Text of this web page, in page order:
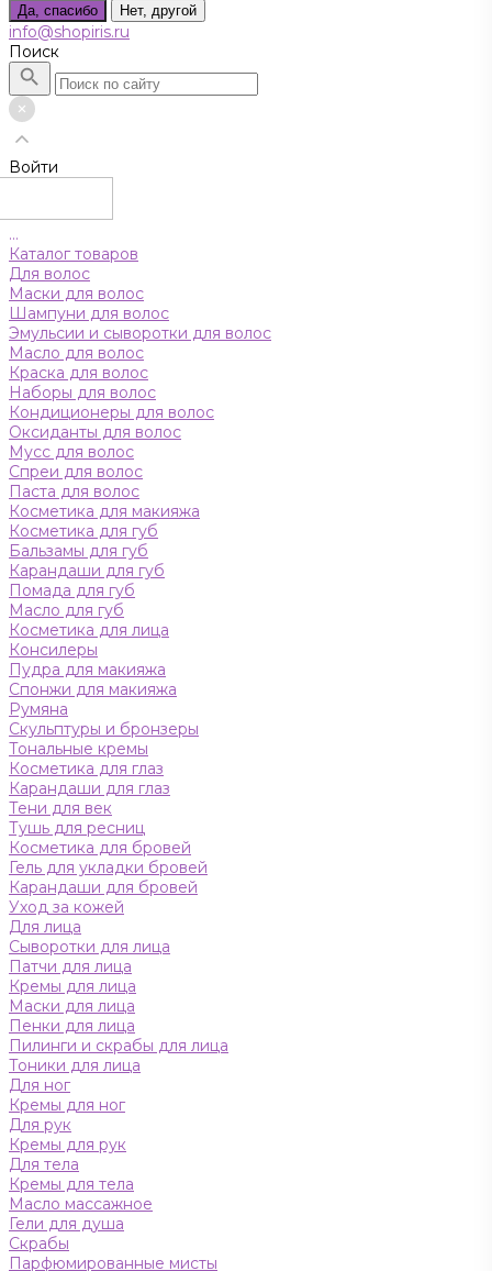
Да, спасибо Нет, другой
info@shopiris.ru
Поиск
Войти
...
Каталог товаров
Для волос
Маски для волос
Шампуни для волос
Эмульсии и сыворотки для волос
Масло для волос
Краска для волос
Наборы для волос
Кондиционеры для волос
Оксиданты для волос
Мусс для волос
Спреи для волос
Паста для волос
Косметика для макияжа
Косметика для губ
Бальзамы для губ
Карандаши для губ
Помада для губ
Масло для губ
Косметика для лица
Консилеры
Пудра для макияжа
Спонжи для макияжа
Румяна
Скульптуры и бронзеры
Тональные кремы
Косметика для глаз
Карандаши для глаз
Тени для век
Тушь для ресниц
Косметика для бровей
Гель для укладки бровей
Карандаши для бровей
Уход за кожей
Для лица
Сыворотки для лица
Патчи для лица
Кремы для лица
Маски для лица
Пенки для лица
Пилинги и скрабы для лица
Тоники для лица
Для ног
Кремы для ног
Для рук
Кремы для рук
Для тела
Кремы для тела
Масло массажное
Гели для душа
Скрабы
Парфюмированные мисты